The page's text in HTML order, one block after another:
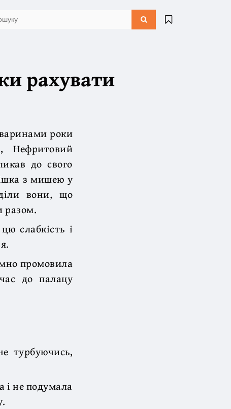
рахувати
роки
Нефритовий
до свого
з мишею у
вони, що
разом.
слабкість і
промовила
до палацу
турбуючись,
і не подумала